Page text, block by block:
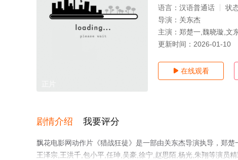
语言： 汉语普通话 状
导演： 关东杰
主演： 郑楚一,魏晓璇,文
更新时间： 2026-01-10
 在线观看
剧情介绍 我要评分
飘花电影网动作片《猎战狂徒》是一部由关东杰导演执导，郑
王泽宗,王洪千,包小平,任珅,吴豪,徐宁,赵思陌,杨光,朱翔等演员